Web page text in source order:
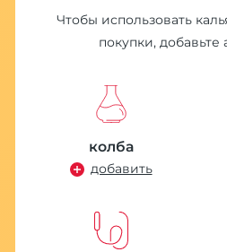
Чтобы использовать
покупки, добавьте
колба
добавить